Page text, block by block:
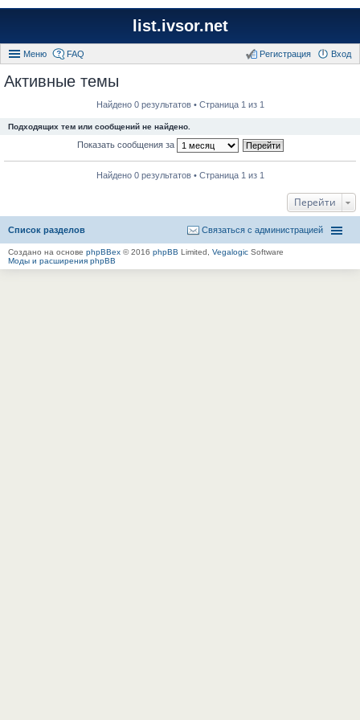
list.ivsor.net
Меню FAQ Вход
Регистрация
Активные темы
Найдено 0 результатов • Страница 1 из 1
Подходящих тем или сообщений не найдено.
Показать сообщения за
Найдено 0 результатов • Страница 1 из 1
Перейти
Список разделов Связаться с администрацией
Создано на основе phpBBex © 2016 phpBB Limited, Vegalogic Software
Моды и расширения phpBB